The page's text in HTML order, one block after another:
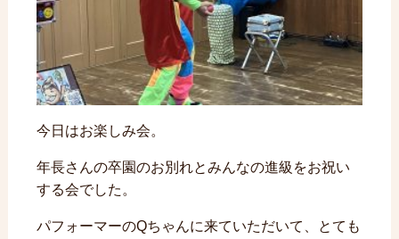
今日はお楽しみ会。
年長さんの卒園のお別れとみんなの進級をお祝い
する会でした。
パフォーマーのQちゃんに来ていただいて、とても